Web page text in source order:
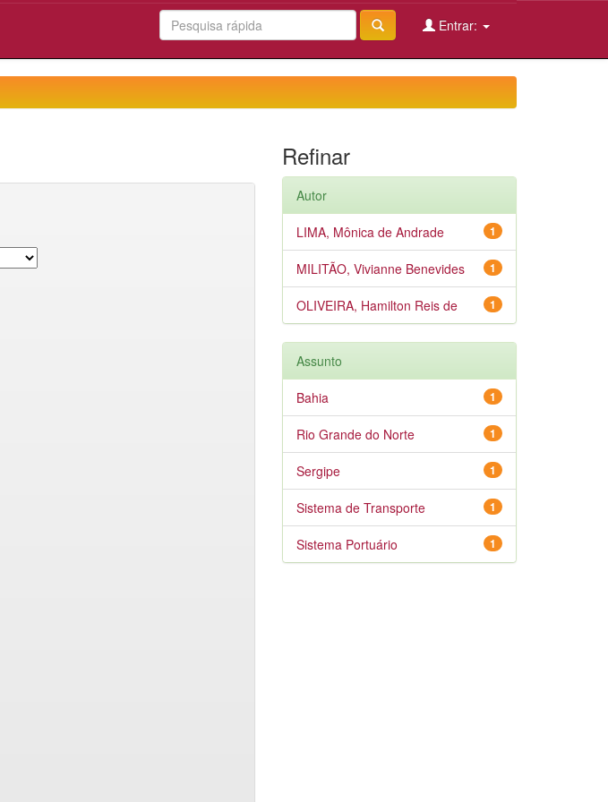
Entrar:
Refinar
Autor
1
LIMA, Mônica de Andrade
1
MILITÃO, Vivianne Benevides
1
OLIVEIRA, Hamilton Reis de
Assunto
1
Bahia
1
Rio Grande do Norte
1
Sergipe
1
Sistema de Transporte
1
Sistema Portuário